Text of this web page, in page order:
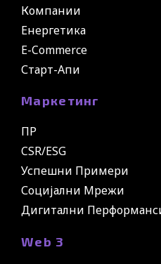
Компании
Енергетика
E-Commerce
Старт-Апи
Маркетинг
ПР
CSR/ESG
Успешни Примери
Социјални Мрежи
Дигитални
Web 3